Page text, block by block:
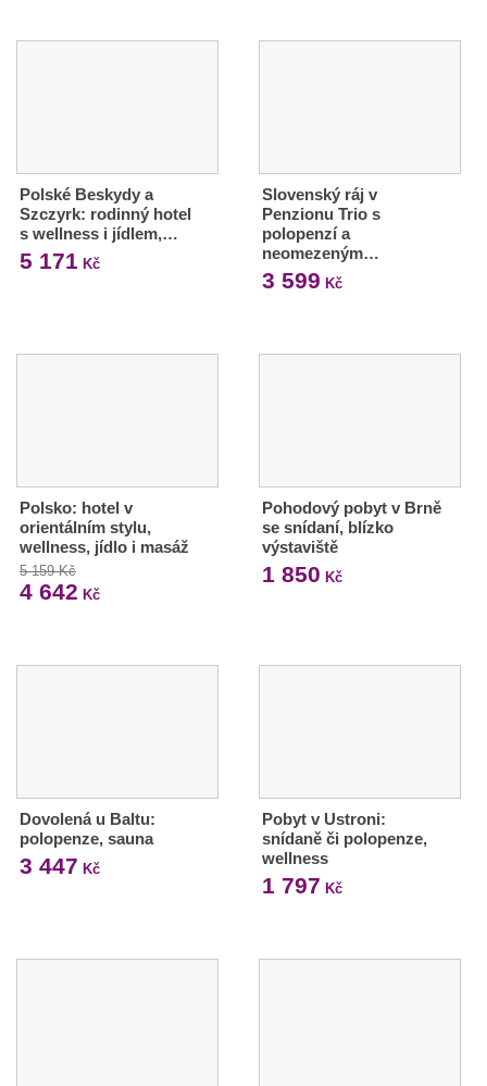
Polské Beskydy a
Szczyrk: rodinný hotel
s wellness i jídlem,…
5 171 Kč
Slovenský ráj v
Penzionu Trio s
polopenzí a
neomezeným…
3 599 Kč
Polsko: hotel v
orientálním stylu,
wellness, jídlo i masáž
5 159 Kč
4 642 Kč
Pohodový pobyt v Brně
se snídaní, blízko
výstaviště
1 850 Kč
Dovolená u Baltu:
polopenze, sauna
3 447 Kč
Pobyt v Ustroni:
snídaně či polopenze,
wellness
1 797 Kč